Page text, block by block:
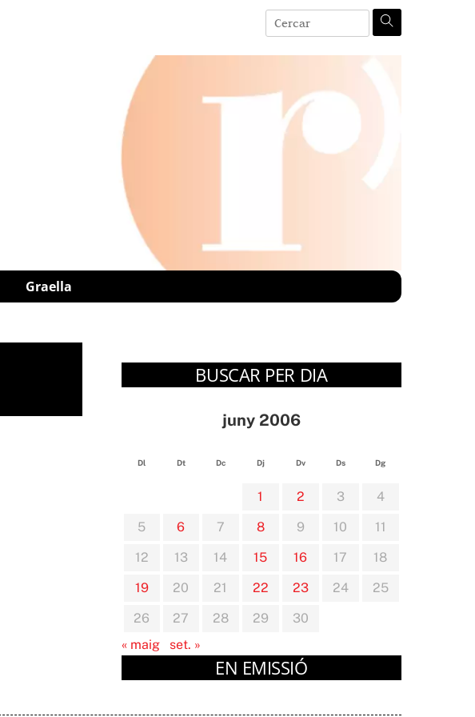
Graella
BUSCAR PER DIA
juny 2006
Dl Dt Dc Dj Dv Ds Dg
1 2 3
4
5
6 7 8 9 10
11
12
13 14 15 16 17
18
19
20 21 22 23 24
25
26
27 28 29
30
« maig
set. »
EN EMISSIÓ